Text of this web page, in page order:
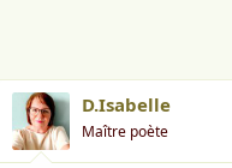
D.Isabelle
Maître poète